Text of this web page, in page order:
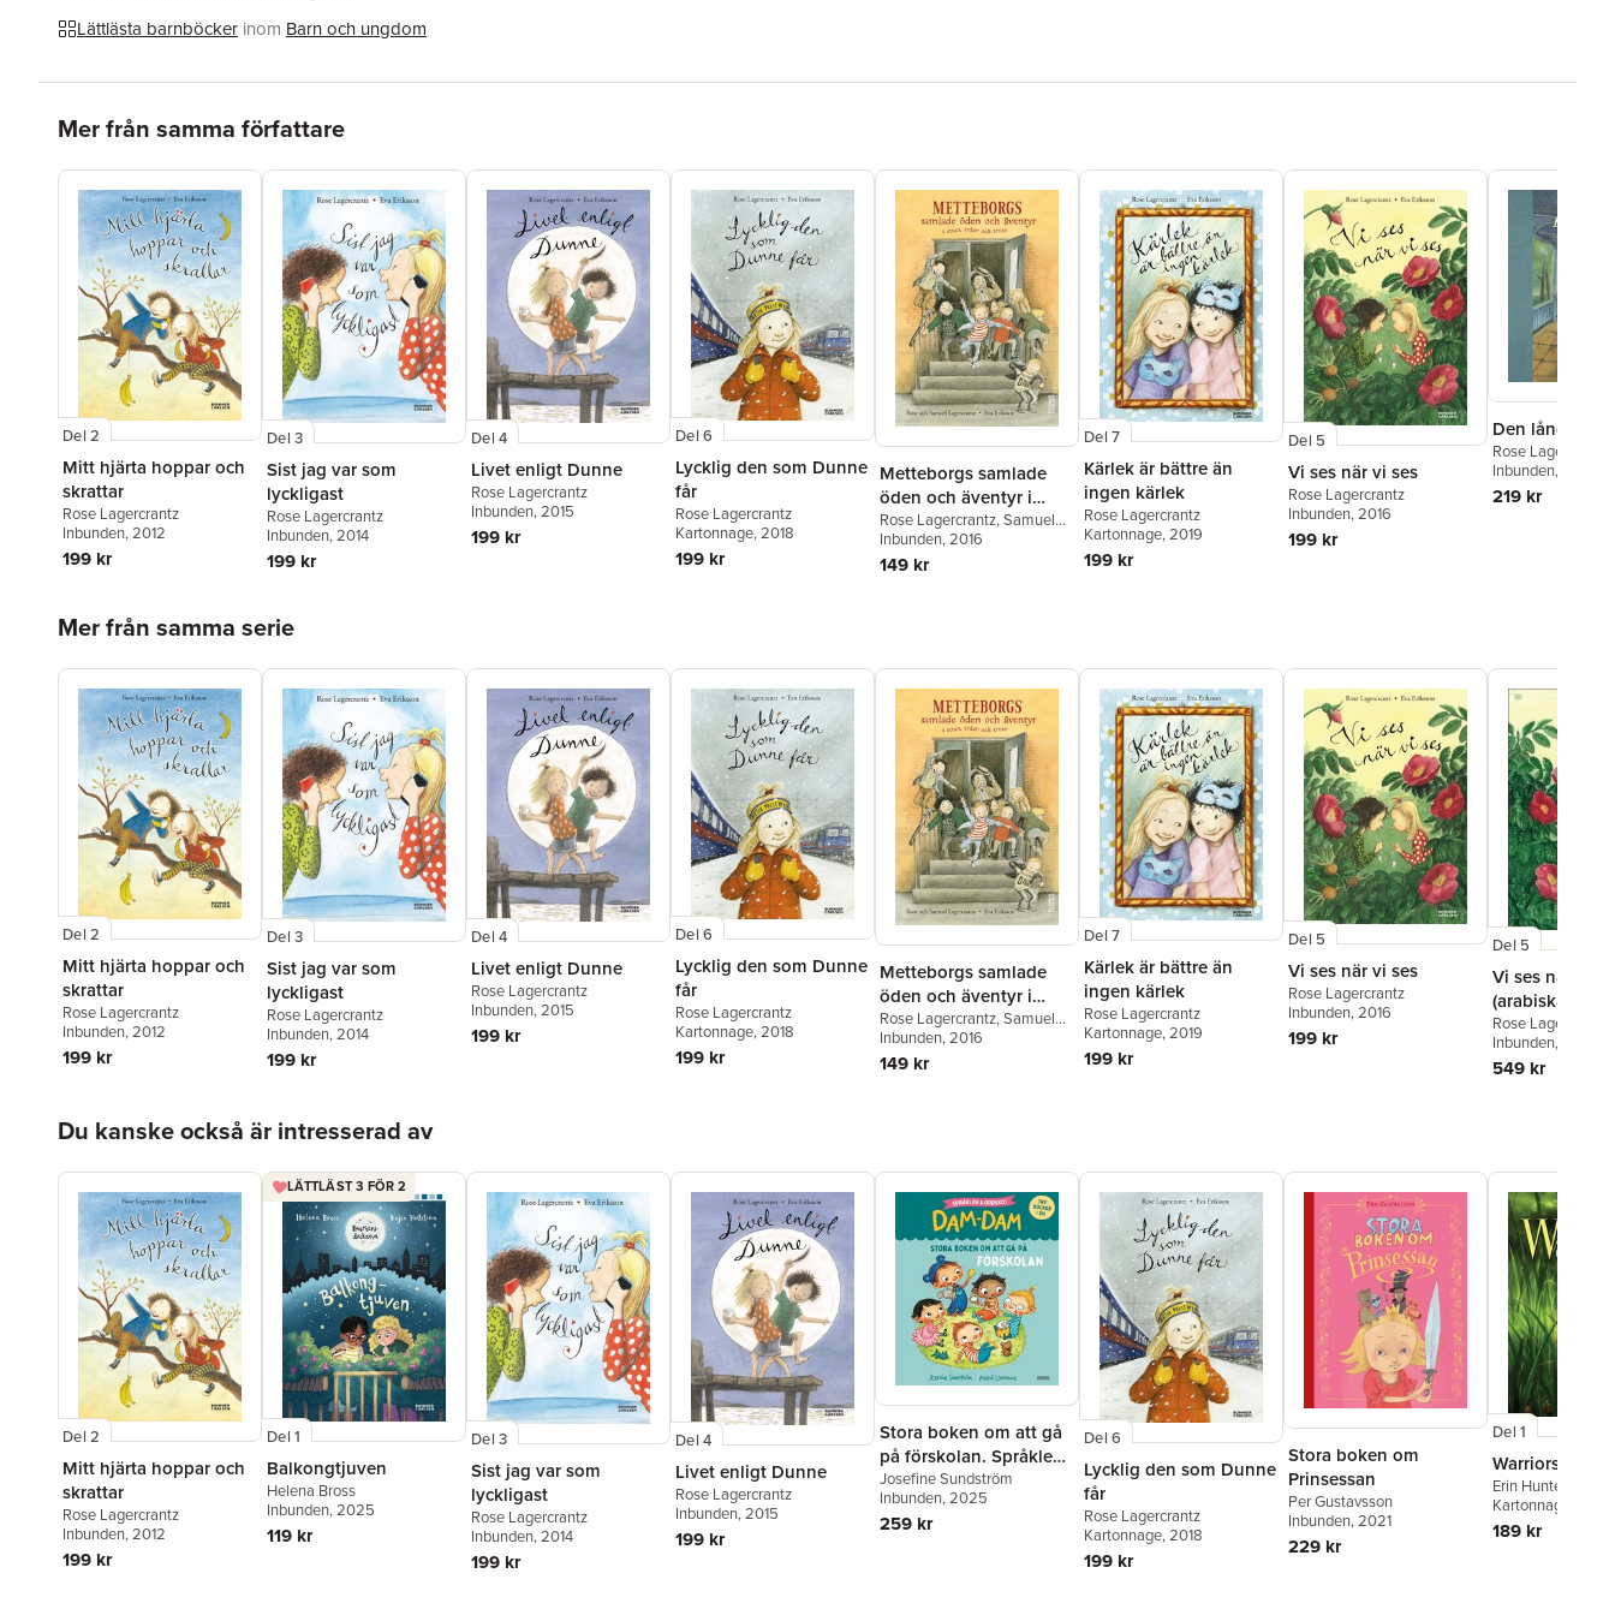
Lättlästa barnböcker inom Barn och ungdom
Mer från samma författare
Del 2
Mitt hjärta hoppar och
skrattar
Rose Lagercrantz
Inbunden, 2012
199 kr
Del 3
Sist jag var som
lyckligast
Rose Lagercrantz
Inbunden, 2014
199 kr
Del 4
Livet enligt Dunne
Rose Lagercrantz
Inbunden, 2015
199 kr
Del 6
Lycklig den som Dunne
får
Rose Lagercrantz
Kartonnage, 2018
199 kr
Metteborgs samlade
öden och äventyr i
ettan, tvåan och trean
Rose Lagercrantz,Samuel
Lagercrantz
Inbunden, 2016
149 kr
Del 7
Kärlek är bättre än
ingen kärlek
Rose Lagercrantz
Kartonnage, 2019
199 kr
Del 5
Vi ses när vi ses
Rose Lagercrantz
Inbunden, 2016
199 kr
Den långa,
Rose Lagercrantz
Wikland
Inbunden, 2025
219 kr
Mer från samma serie
Del 2
Mitt hjärta hoppar och
skrattar
Rose Lagercrantz
Inbunden, 2012
199 kr
Del 3
Sist jag var som
lyckligast
Rose Lagercrantz
Inbunden, 2014
199 kr
Del 4
Livet enligt Dunne
Rose Lagercrantz
Inbunden, 2015
199 kr
Del 6
Lycklig den som Dunne
får
Rose Lagercrantz
Kartonnage, 2018
199 kr
Metteborgs samlade
öden och äventyr i
ettan, tvåan och trean
Rose Lagercrantz,Samuel
Lagercrantz
Inbunden, 2016
149 kr
Del 7
Kärlek är bättre än
ingen kärlek
Rose Lagercrantz
Kartonnage, 2019
199 kr
Del 5
Vi ses när vi ses
Rose Lagercrantz
Inbunden, 2016
199 kr
Del 5
Vi ses när vi
(arabiska)
Rose Lagercrantz
Inbunden, 2020
549 kr
Du kanske också är intresserad av
Del 2
Mitt hjärta hoppar och
skrattar
Rose Lagercrantz
Inbunden, 2012
199 kr
LÄTTLÄST 3 FÖR 2
Del 1
Balkongtjuven
Helena Bross
Inbunden, 2025
119 kr
Del 3
Sist jag var som
lyckligast
Rose Lagercrantz
Inbunden, 2014
199 kr
Del 4
Livet enligt Dunne
Rose Lagercrantz
Inbunden, 2015
199 kr
Stora boken om att gå
på förskolan. Språklek
och ordskoj med Dam-
Dam
Josefine Sundström
Inbunden, 2025
259 kr
Del 6
Lycklig den som Dunne
får
Rose Lagercrantz
Kartonnage, 2018
199 kr
Stora boken om
Prinsessan
Per Gustavsson
Inbunden, 2021
229 kr
Del 1
Warriors 1. Ut
Erin Hunter
Kartonnage
189 kr